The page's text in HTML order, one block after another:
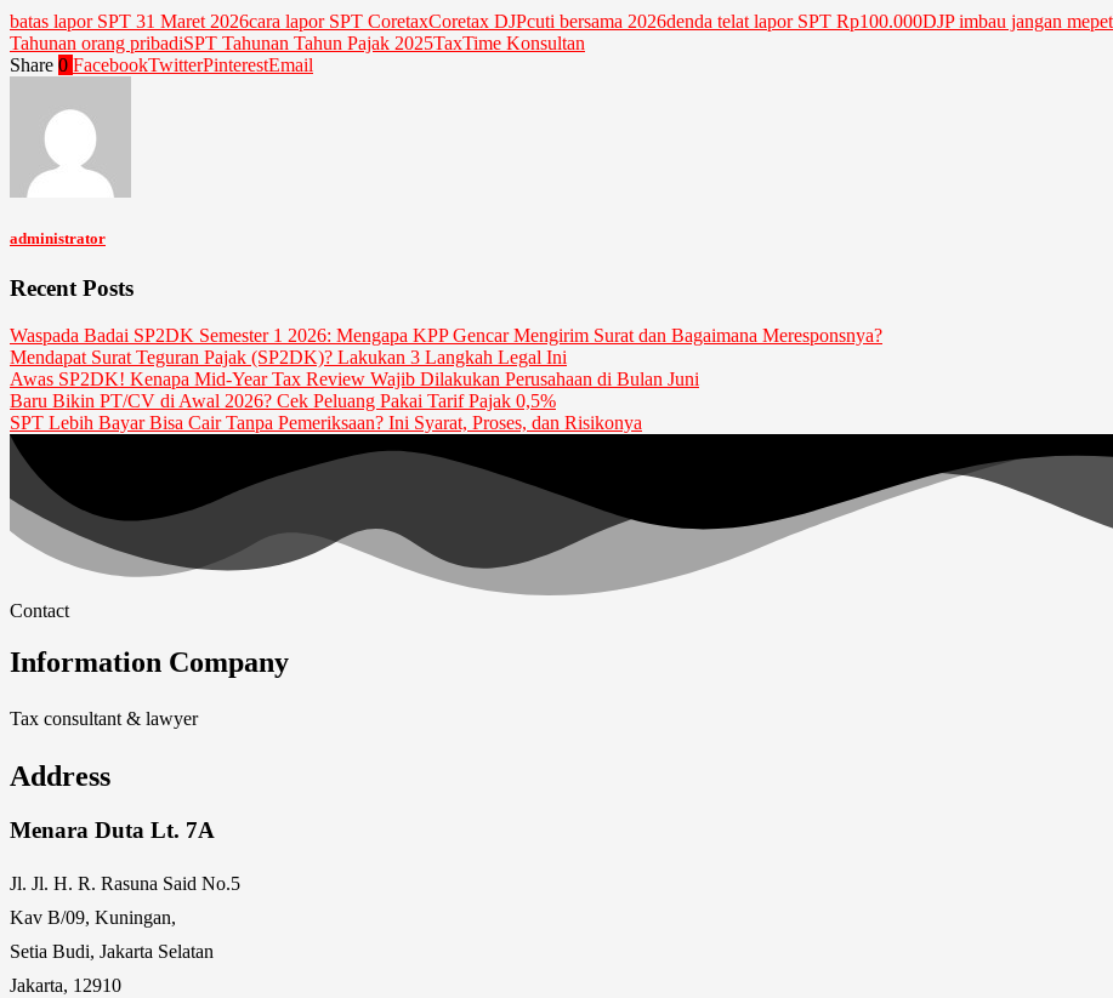
batas lapor SPT 31 Maret 2026cara lapor SPT CoretaxCoretax DJPcuti bersama 2026denda telat lapor SPT Rp100.000DJP imbau jangan mepet
Tahunan orang pribadiSPT Tahunan Tahun Pajak 2025TaxTime Konsultan
Share 0 FacebookTwitterPinterestEmail
administrator
Recent Posts
Waspada Badai SP2DK Semester 1 2026: Mengapa KPP Gencar Mengirim Surat dan Bagaimana Meresponsnya?
Mendapat Surat Teguran Pajak (SP2DK)? Lakukan 3 Langkah Legal Ini
Awas SP2DK! Kenapa Mid-Year Tax Review Wajib Dilakukan Perusahaan di Bulan Juni
Baru Bikin PT/CV di Awal 2026? Cek Peluang Pakai Tarif Pajak 0,5%
SPT Lebih Bayar Bisa Cair Tanpa Pemeriksaan? Ini Syarat, Proses, dan Risikonya
Contact
Information Company
Tax consultant & lawyer
Address
Menara Duta Lt. 7A
Jl. Jl. H. R. Rasuna Said No.5
Kav B/09, Kuningan,
Setia Budi, Jakarta Selatan
Jakarta, 12910